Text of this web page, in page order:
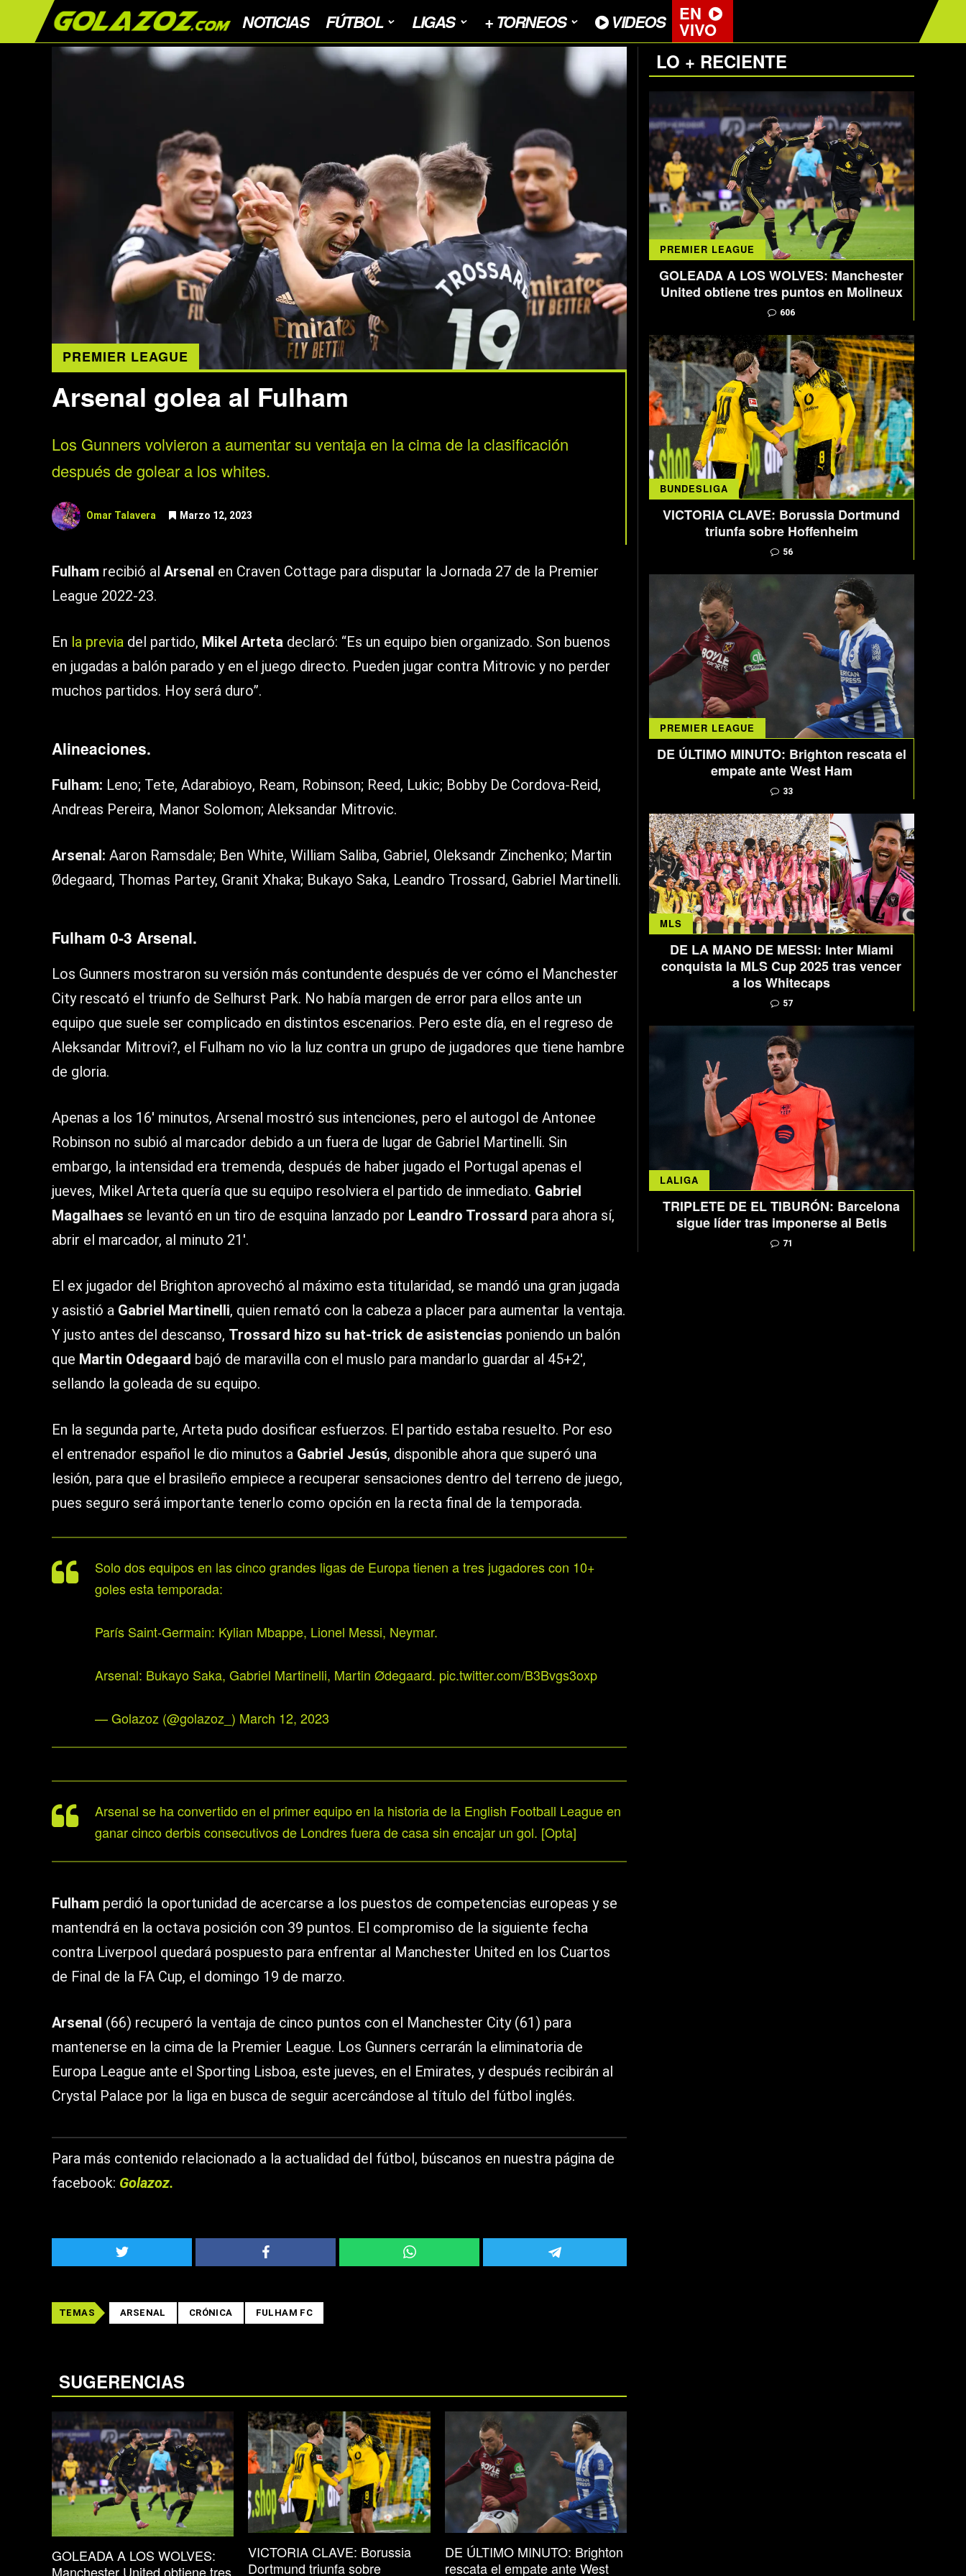
NOTICIAS FÚTBOL LIGAS + TORNEOS VIDEOS EN
VIVO
PREMIER LEAGUE
Arsenal golea al Fulham
Los Gunners volvieron a aumentar su ventaja en la cima de la clasificación
después de golear a los whites.
Omar Talavera Marzo 12, 2023
Fulham recibió al Arsenal en Craven Cottage para disputar la Jornada 27 de la Premier
League 2022-23.
En la previa del partido, Mikel Arteta declaró: “Es un equipo bien organizado. Son buenos
en jugadas a balón parado y en el juego directo. Pueden jugar contra Mitrovic y no perder
muchos partidos. Hoy será duro”.
Alineaciones.
Fulham: Leno; Tete, Adarabioyo, Ream, Robinson; Reed, Lukic; Bobby De Cordova-Reid,
Andreas Pereira, Manor Solomon; Aleksandar Mitrovic.
Arsenal: Aaron Ramsdale; Ben White, William Saliba, Gabriel, Oleksandr Zinchenko; Martin
Ødegaard, Thomas Partey, Granit Xhaka; Bukayo Saka, Leandro Trossard, Gabriel Martinelli.
Fulham 0-3 Arsenal.
Los Gunners mostraron su versión más contundente después de ver cómo el Manchester
City rescató el triunfo de Selhurst Park. No había margen de error para ellos ante un
equipo que suele ser complicado en distintos escenarios. Pero este día, en el regreso de
Aleksandar Mitrovi?, el Fulham no vio la luz contra un grupo de jugadores que tiene hambre
de gloria.
Apenas a los 16′ minutos, Arsenal mostró sus intenciones, pero el autogol de Antonee
Robinson no subió al marcador debido a un fuera de lugar de Gabriel Martinelli. Sin
embargo, la intensidad era tremenda, después de haber jugado el Portugal apenas el
jueves, Mikel Arteta quería que su equipo resolviera el partido de inmediato. Gabriel
Magalhaes se levantó en un tiro de esquina lanzado por Leandro Trossard para ahora sí,
abrir el marcador, al minuto 21′.
El ex jugador del Brighton aprovechó al máximo esta titularidad, se mandó una gran jugada
y asistió a Gabriel Martinelli, quien remató con la cabeza a placer para aumentar la ventaja.
Y justo antes del descanso, Trossard hizo su hat-trick de asistencias poniendo un balón
que Martin Odegaard bajó de maravilla con el muslo para mandarlo guardar al 45+2′,
sellando la goleada de su equipo.
En la segunda parte, Arteta pudo dosificar esfuerzos. El partido estaba resuelto. Por eso
el entrenador español le dio minutos a Gabriel Jesús, disponible ahora que superó una
lesión, para que el brasileño empiece a recuperar sensaciones dentro del terreno de juego,
pues seguro será importante tenerlo como opción en la recta final de la temporada.
Solo dos equipos en las cinco grandes ligas de Europa tienen a tres jugadores con 10+
goles esta temporada:
París Saint-Germain: Kylian Mbappe, Lionel Messi, Neymar.
Arsenal: Bukayo Saka, Gabriel Martinelli, Martin Ødegaard. pic.twitter.com/B3Bvgs3oxp
— Golazoz (@golazoz_) March 12, 2023
Arsenal se ha convertido en el primer equipo en la historia de la English Football League en
ganar cinco derbis consecutivos de Londres fuera de casa sin encajar un gol. [Opta]
Fulham perdió la oportunidad de acercarse a los puestos de competencias europeas y se
mantendrá en la octava posición con 39 puntos. El compromiso de la siguiente fecha
contra Liverpool quedará pospuesto para enfrentar al Manchester United en los Cuartos
de Final de la FA Cup, el domingo 19 de marzo.
Arsenal (66) recuperó la ventaja de cinco puntos con el Manchester City (61) para
mantenerse en la cima de la Premier League. Los Gunners cerrarán la eliminatoria de
Europa League ante el Sporting Lisboa, este jueves, en el Emirates, y después recibirán al
Crystal Palace por la liga en busca de seguir acercándose al título del fútbol inglés.
Para más contenido relacionado a la actualidad del fútbol, búscanos en nuestra página de
facebook: Golazoz.
TEMAS ARSENAL CRÓNICA FULHAM FC
SUGERENCIAS
GOLEADA A LOS WOLVES:
Manchester United obtiene tres
VICTORIA CLAVE: Borussia
Dortmund triunfa sobre
DE ÚLTIMO MINUTO: Brighton
rescata el empate ante West
LO + RECIENTE
PREMIER LEAGUE
GOLEADA A LOS WOLVES: Manchester
United obtiene tres puntos en Molineux
606
BUNDESLIGA
VICTORIA CLAVE: Borussia Dortmund
triunfa sobre Hoffenheim
56
PREMIER LEAGUE
DE ÚLTIMO MINUTO: Brighton rescata el
empate ante West Ham
33
MLS
DE LA MANO DE MESSI: Inter Miami
conquista la MLS Cup 2025 tras vencer
a los Whitecaps
57
LALIGA
TRIPLETE DE EL TIBURÓN: Barcelona
sigue líder tras imponerse al Betis
71